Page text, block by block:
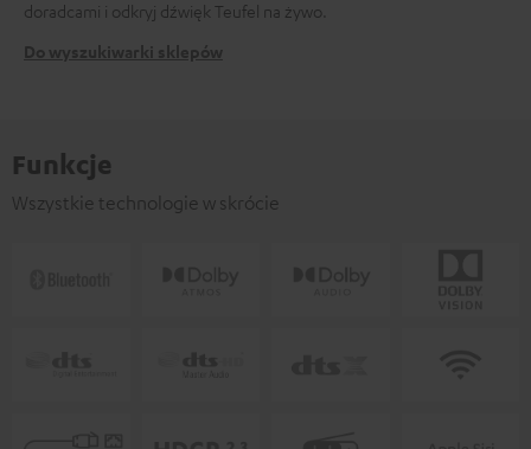
doradcami i odkryj dźwięk Teufel na żywo.
Do wyszukiwarki sklepów
Funkcje
Wszystkie technologie w skrócie